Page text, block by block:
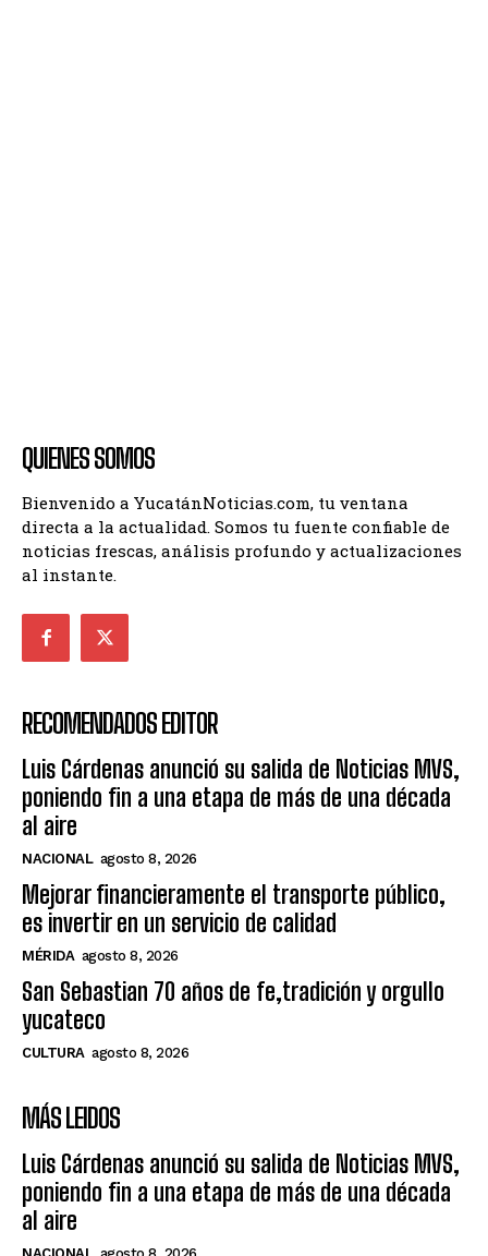
QUIENES SOMOS
Bienvenido a YucatánNoticias.com, tu ventana
directa a la actualidad. Somos tu fuente confiable de
noticias frescas, análisis profundo y actualizaciones
al instante.
RECOMENDADOS EDITOR
Luis Cárdenas anunció su salida de Noticias MVS,
poniendo fin a una etapa de más de una década
al aire
NACIONAL agosto 8, 2026
Mejorar financieramente el transporte público,
es invertir en un servicio de calidad
MÉRIDA agosto 8, 2026
San Sebastian 70 años de fe,tradición y orgullo
yucateco
CULTURA agosto 8, 2026
MÁS LEIDOS
Luis Cárdenas anunció su salida de Noticias MVS,
poniendo fin a una etapa de más de una década
al aire